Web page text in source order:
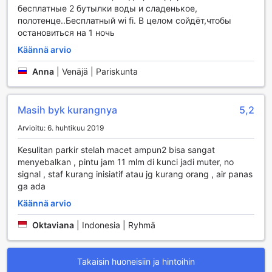
kosteassa ilmastossa, jossa mukavuus on avainasemassa.
Lisäksi huoneissa on satelliitti- ja kaapelitelevisio, joka
tarjoaa laajan valikoiman kanavia, jotta voit nauttia
suosikkiohjelmistasi ja elokuvistasi. Vieraat saavat myös
ilmaisia pullovesiä, jotka pitävät huolen nesteytyksestäsi
päivän aikana. Huoneissa on tarjolla kaikki tarvittavat
pyyhkeet, jotta voit nauttia täydellisestä rentoutumisesta ja
huolettomasta lomasta.
Ravintolapalvelut Kamar Keluarga Duri Kosambi Syariah
-hotellissa
Kamar Keluarga Duri Kosambi Syariah -hotellissa
ruokailuelämys on suunniteltu tarjoamaan vieraille
mukavuutta ja laatua suoraan huoneeseensa. Hotelli tarjoaa
erinomaisen huonepalvelun, joka mahdollistaa herkullisten
aterioiden nauttimisen rauhassa omassa tilassa. Olipa
kyseessä aamiainen, lounas tai illallinen, henkilökunta on
valmis täyttämään toiveesi ja tarjoamaan paikallisia makuja
ruokailuhetkelle.
бесплатные 2 бутылки воды и сладенькое,
полотенце..Бесплатный wi fi. В целом сойдёт,чтобы
остановиться на 1 ночь
Käännä arvio
Anna Venäjä | Pariskunta
Masih byk kurangnya 5,2
Arvioitu: 6. huhtikuu 2019
Kesulitan parkir stelah macet ampun2 bisa sangat
menyebalkan , pintu jam 11 mlm di kunci jadi muter, no
signal , staf kurang inisiatif atau jg kurang orang , air panas
ga ada
Käännä arvio
Oktaviana Indonesia | Ryhmä
Takaisin huoneisiin ja hintoihin